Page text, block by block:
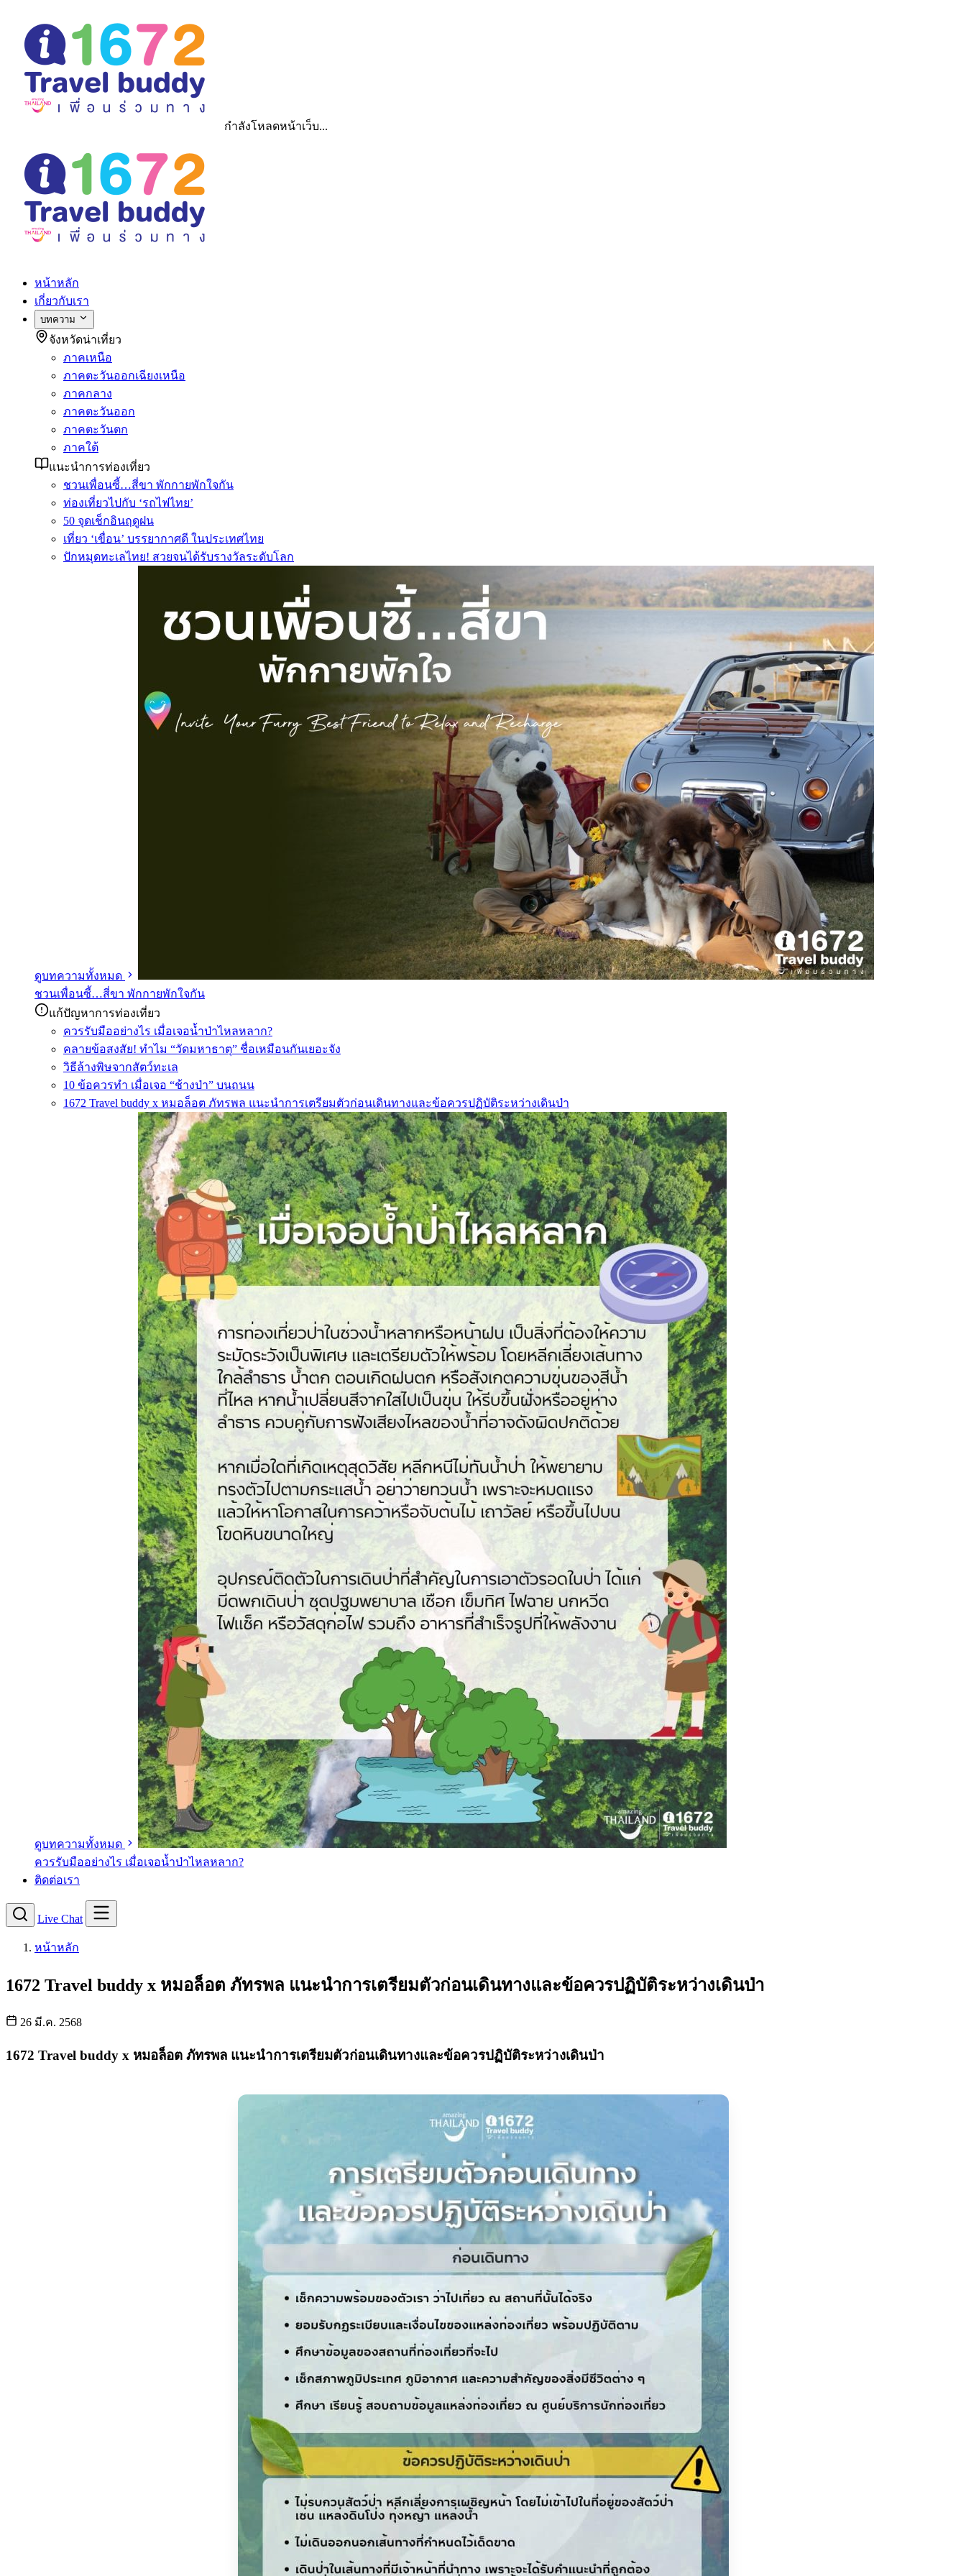
กำลังโหลดหน้าเว็บ...
หน้าหลัก
เกี่ยวกับเรา
บทความ
จังหวัดน่าเที่ยว
ภาคเหนือ
ภาคตะวันออกเฉียงเหนือ
ภาคกลาง
ภาคตะวันออก
ภาคตะวันตก
ภาคใต้
แนะนำการท่องเที่ยว
ชวนเพื่อนซี้…สี่ขา พักกายพักใจกัน
ท่องเที่ยวไปกับ ‘รถไฟไทย’
50 จุดเช็กอินฤดูฝน
เที่ยว ‘เขื่อน’ บรรยากาศดี ในประเทศไทย
ปักหมุดทะเลไทย! สวยจนได้รับรางวัลระดับโลก
ดูบทความทั้งหมด
ชวนเพื่อนซี้…สี่ขา พักกายพักใจกัน
แก้ปัญหาการท่องเที่ยว
ควรรับมืออย่างไร เมื่อเจอน้ำป่าไหลหลาก?
คลายข้อสงสัย! ทำไม “วัดมหาธาตุ” ชื่อเหมือนกันเยอะจัง
วิธีล้างพิษจากสัตว์ทะเล
10 ข้อควรทำ เมื่อเจอ “ช้างป่า” บนถนน
1672 Travel buddy x หมอล็อต ภัทรพล แนะนำการเตรียมตัวก่อนเดินทางและข้อควรปฏิบัติระหว่างเดินป่า
ดูบทความทั้งหมด
ควรรับมืออย่างไร เมื่อเจอน้ำป่าไหลหลาก?
ติดต่อเรา
Live Chat
หน้าหลัก
1672 Travel buddy x หมอล็อต ภัทรพล แนะนำการเตรียมตัวก่อนเดินทางและข้อควรปฏิบัติระหว่างเดินป่า
26 มี.ค. 2568
1672 Travel buddy x หมอล็อต ภัทรพล แนะนำการเตรียมตัวก่อนเดินทางและข้อควรปฏิบัติระหว่างเดินป่า